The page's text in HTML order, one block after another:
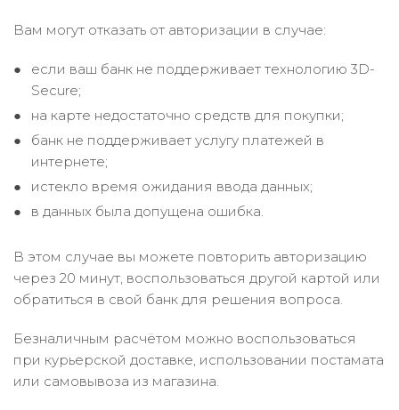
Вам могут отказать от авторизации в случае:
если ваш банк не поддерживает технологию 3D-
Secure;
на карте недостаточно средств для покупки;
банк не поддерживает услугу платежей в
интернете;
истекло время ожидания ввода данных;
в данных была допущена ошибка.
В этом случае вы можете повторить авторизацию
через 20 минут, воспользоваться другой картой или
обратиться в свой банк для решения вопроса.
Безналичным расчётом можно воспользоваться
при курьерской доставке, использовании постамата
или самовывоза из магазина.